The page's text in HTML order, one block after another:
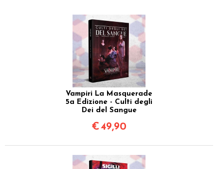
Vampiri La Masquerade
5a Edizione - Culti degli
Dei del Sangue
€49,90